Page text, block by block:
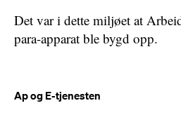
Det var i dette miljøet at
para-apparat ble bygd opp.
Ap og E-tjenesten